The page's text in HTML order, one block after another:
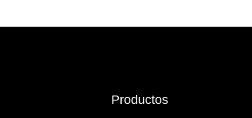
Productos